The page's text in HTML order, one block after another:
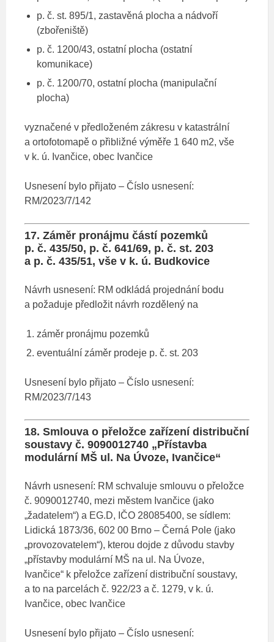
p. č. st. 895/1, zastavěná plocha a nádvoří
(zbořeniště)
p. č. 1200/43, ostatní plocha (ostatní
komunikace)
p. č. 1200/70, ostatní plocha (manipulační
plocha)
vyznačené v předloženém zákresu v katastrální
a ortofotomapě o přibližné výměře 1 640 m2, vše
v k. ú. Ivančice, obec Ivančice
Usnesení bylo přijato – Číslo usnesení:
RM/2023/7/142
17. Záměr pronájmu částí pozemků
p. č. 435/50, p. č. 641/69, p. č. st. 203
a p. č. 435/51, vše v k. ú. Budkovice
Návrh usnesení: RM odkládá projednání bodu
a požaduje předložit návrh rozdělený na
záměr pronájmu pozemků
eventuální záměr prodeje p. č. st. 203
Usnesení bylo přijato – Číslo usnesení:
RM/2023/7/143
18. Smlouva o přeložce zařízení distribuční
soustavy č. 9090012740 „Přístavba
modulární MŠ ul. Na Úvoze, Ivančice“
Návrh usnesení: RM schvaluje smlouvu o přeložce
č. 9090012740, mezi městem Ivančice (jako
„žadatelem“) a EG.D, IČO 28085400, se sídlem:
Lidická 1873/36, 602 00 Brno – Černá Pole (jako
„provozovatelem“), kterou dojde z důvodu stavby
„přístavby modulární MŠ na ul. Na Úvoze,
Ivančice“ k přeložce zařízení distribuční soustavy,
a to na parcelách č. 922/23 a č. 1279, v k. ú.
Ivančice, obec Ivančice
Usnesení bylo přijato – Číslo usnesení: